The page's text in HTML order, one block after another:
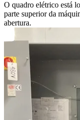
O quadro elétrico está
parte superior da
abertura.